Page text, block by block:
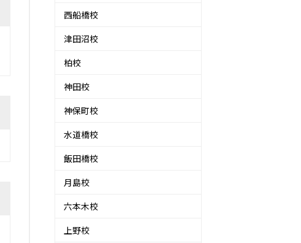
西船橋校
津田沼校
柏校
神田校
神保町校
水道橋校
飯田橋校
月島校
六本木校
上野校